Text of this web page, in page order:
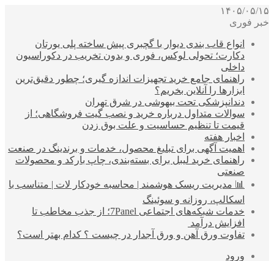
۱۴۰۵/۰۵/۱۵
خبر فوری
انواع قاب بندی دیوار با گچبری پیش ساخته پلی یورتان
دکارت؛ تحولی لوکس، فوری و بدون تخریب در دکوراسیون
داخلی
راهنمای جامع خرید تجهیزات اندازه گیری؛ چطور دقیق‌ترین
ابزارها را آنلاین بخریم؟
دندانپزشکی تحت بیهوشی در شرق تهران
سوالات متداول درباره خرید و نصب گیت فروشگاهی؛ از
قیمت تا تنظیم حساسیت و علت بوق زدن
اخبار هفته
اهمیت آگهی برای تبلیغ محصول، خدمات و برندینگ در صنعت
راهنمای خرید لیبل برای بسته‌بندی، چاپ بارکد و محصولات
صنعتی
📊 مدیریت ریسک هوشمند | محاسبه خودکار لات | متناسب با
اسکالپ، روزانه و سوئینگ
خدمات شبکه‌های اجتماعی 7Panel؛ از جذب مخاطب تا
افزایش درآمد
تفاوت ورق آهن و ورق آجدار در چیست ؟ کدام بهتر است؟
ورود